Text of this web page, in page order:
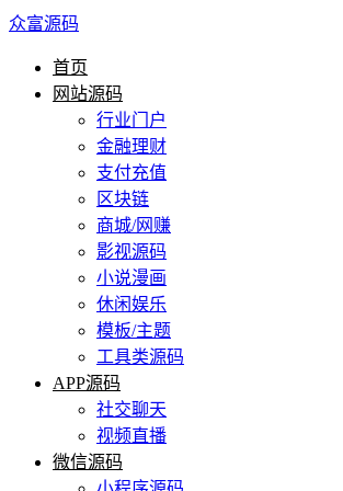
众富源码
首页
网站源码
行业门户
金融理财
支付充值
区块链
商城/网赚
影视源码
小说漫画
休闲娱乐
模板/主题
工具类源码
APP源码
社交聊天
视频直播
微信源码